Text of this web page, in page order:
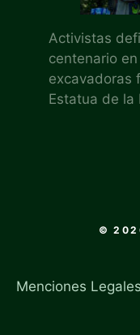
Activistas
centenario
excavadoras
Estatua de la
©
Menciones Legales